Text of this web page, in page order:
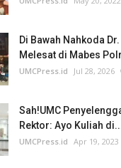
Di Bawah Nahkoda Dr.
Melesat di Mabes
UMCPress.id Jul 28, 2026
Sah!UMC
Rektor: Ayo Kuliah
UMCPress.id Apr 19, 2023